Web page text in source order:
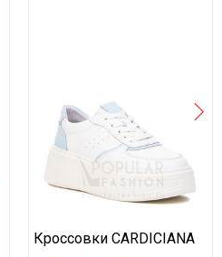
Кроссовки CARDICIANA